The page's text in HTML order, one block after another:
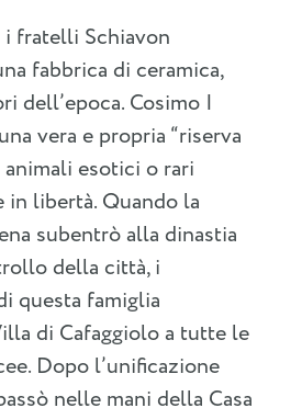
i fratelli Schiavon
fabbrica di ceramica,
dell’epoca. Cosimo I
vera e propria “riserva
esotici o rari
in libertà. Quando la
subentrò alla dinastia
della città, i
questa famiglia
di Cafaggiolo a tutte le
Dopo l’unificazione
nelle mani della Casa